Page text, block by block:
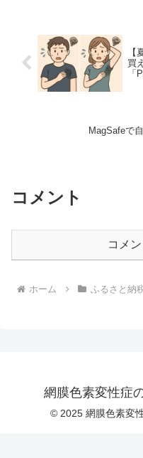
買
「
MagSafeで
コメント
コメ
ホーム ふるさと納
網膜色素変性症
© 2025 網膜色素変